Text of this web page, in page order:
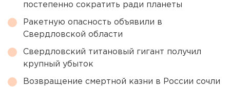
постепенно сократить ради планеты
Ракетную опасность объявили в
Свердловской области
Свердловский титановый гигант получил
крупный убыток
Возвращение смертной казни в России сочли